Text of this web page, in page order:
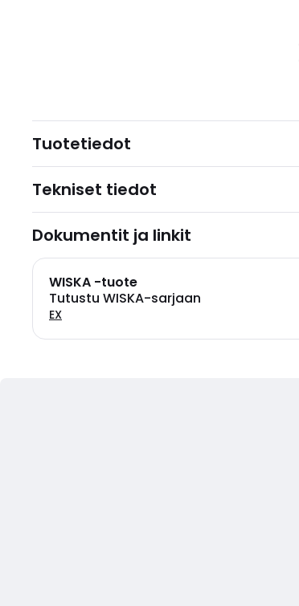
Tuotetiedot
Tekniset tiedot
Dokumentit ja linkit
WISKA -tuote
Tutustu WISKA-sarjaan
EX